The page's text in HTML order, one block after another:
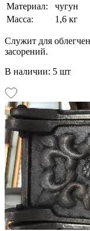
Материал:
чугун
Масса:
1,6 кг
Служит для
засорений.
В наличии: 5 шт